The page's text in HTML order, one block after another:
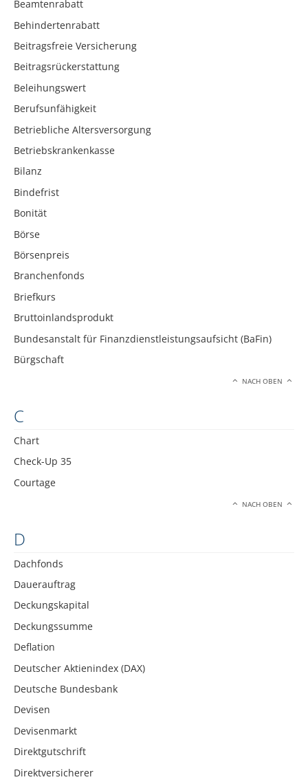
Beamtenrabatt
Behindertenrabatt
Beitragsfreie Versicherung
Beitragsrückerstattung
Beleihungswert
Berufsunfähigkeit
Betriebliche Altersversorgung
Betriebskrankenkasse
Bilanz
Bindefrist
Bonität
Börse
Börsenpreis
Branchenfonds
Briefkurs
Bruttoinlandsprodukt
Bundesanstalt für Finanzdienstleistungsaufsicht (BaFin)
Bürgschaft
NACH OBEN
C
Chart
Check-Up 35
Courtage
NACH OBEN
D
Dachfonds
Dauerauftrag
Deckungskapital
Deckungssumme
Deflation
Deutscher Aktienindex (DAX)
Deutsche Bundesbank
Devisen
Devisenmarkt
Direktgutschrift
Direktversicherer